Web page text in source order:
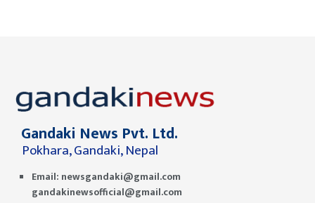
Gandaki News Pvt. Ltd.
Pokhara, Gandaki, Nepal
Email: newsgandaki@gmail.com
gandakinewsofficial@gmail.com